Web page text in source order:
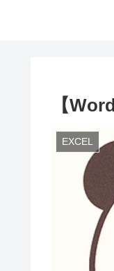
【
EXCEL